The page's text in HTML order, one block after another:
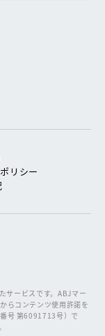
リシー
サービスです。ABJマー
らコンテンツ使用許諾を
号 第6091713号）で